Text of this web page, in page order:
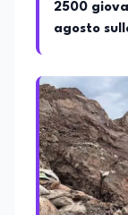
2500
agosto